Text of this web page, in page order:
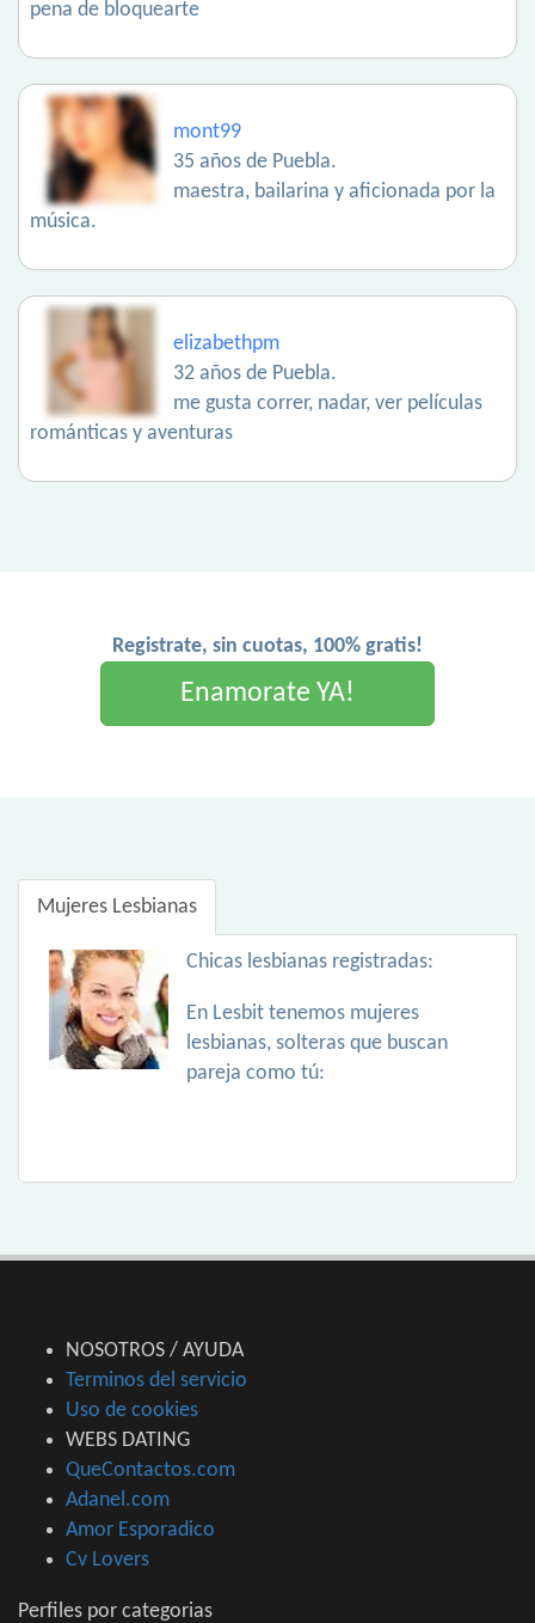
pena de bloquearte
mont99
35 años de Puebla.
maestra, bailarina y aficionada por la
música.
elizabethpm
32 años de Puebla.
me gusta correr, nadar, ver películas
románticas y aventuras
Registrate, sin cuotas, 100% gratis!
Enamorate YA!
Mujeres Lesbianas
Chicas lesbianas registradas:
En Lesbit tenemos mujeres
lesbianas, solteras que buscan
pareja como tú:
NOSOTROS / AYUDA
Terminos del servicio
Uso de cookies
WEBS DATING
QueContactos.com
Adanel.com
Amor Esporadico
Cv Lovers
Perfiles por categorias